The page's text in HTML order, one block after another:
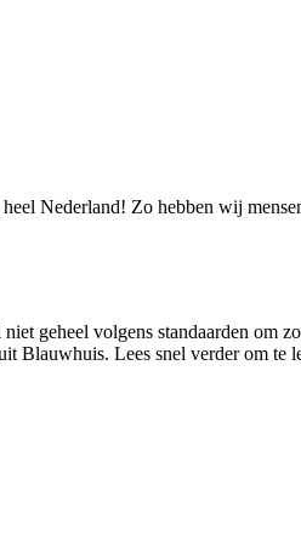
Nederland! Zo hebben wij
geheel volgens standaarden om
Blauwhuis. Lees snel verder om